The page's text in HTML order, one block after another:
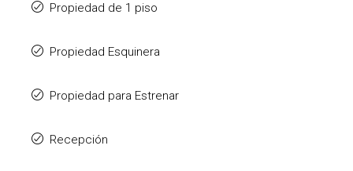
Propiedad de 1 piso
Propiedad Esquinera
Propiedad para Estrenar
Recepción